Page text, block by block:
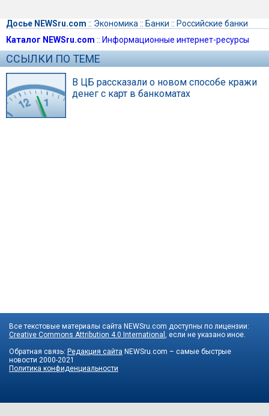
Досье NEWSru.com :: Экономика :: Банки :: Российские банки
Каталог NEWSru.com :: Информационные интернет-ресурсы
ССЫЛКИ ПО ТЕМЕ
В ЦБ рассказали о новом способе кражи
денег с карт в банкоматах
Все текстовые материалы сайта NEWSru.com доступны по лицензии:
Creative Commons Attribution 4.0 International
, если не указано иное.
Обратная связь: Редакция сайта NEWSru.com – самые быстрые
новости 2000-2021
Политика конфиденциальности